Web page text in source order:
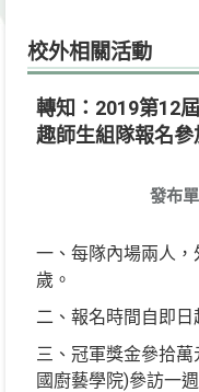
校外相關活動
轉知：2019第12
趣師生組隊報名參
發布
一、每隊內場兩人
歲。
二、報名時間自即日
三、冠軍獎金參拾
國廚藝學院)參訪一週